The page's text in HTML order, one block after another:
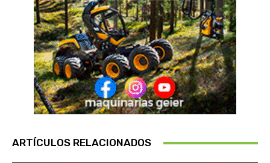
ARTÍCULOS RELACIONADOS